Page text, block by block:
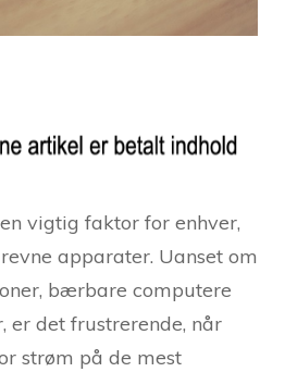
vigtig faktor for enhver,
apparater. Uanset om
bærbare computere
er det frustrerende, når
strøm på de mest